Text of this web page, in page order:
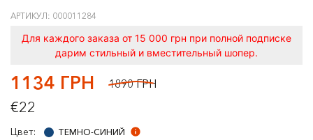
АРТИКУЛ: 000011284
Для каждого заказа от 15 000 грн при полной подписке
дарим стильный и вместительный шопер.
1134 ГРН 1890 ГРН
€22
Цвет: ТЕМНО-СИНИЙ